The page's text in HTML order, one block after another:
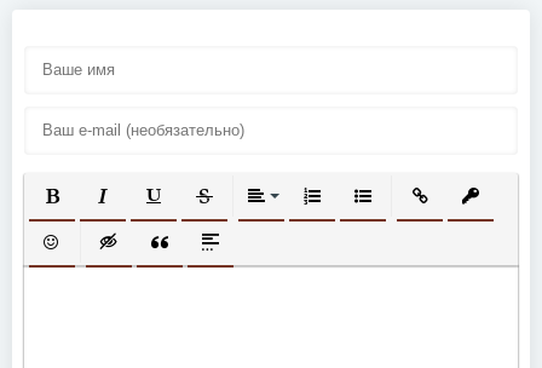
ПОЛУЖИРНЫЙ
КУРСИВПОДЧЕРКНУТЫЙ
ЗАЧЕРКНУТЫЙВЫРАВНИВАНИЕ
НУМЕРОВАННЫЙ СПИСОК
МАРКИРОВАННЫЙ
ВСТАВИТЬ
ВСТАВИТЬ СМАЙЛИК
ВСТАВКА СКРЫТОГО ТЕКСТА
ВСТАВКА ЦИТАТЫ
ВСТАВКА СПОЙЛЕРА